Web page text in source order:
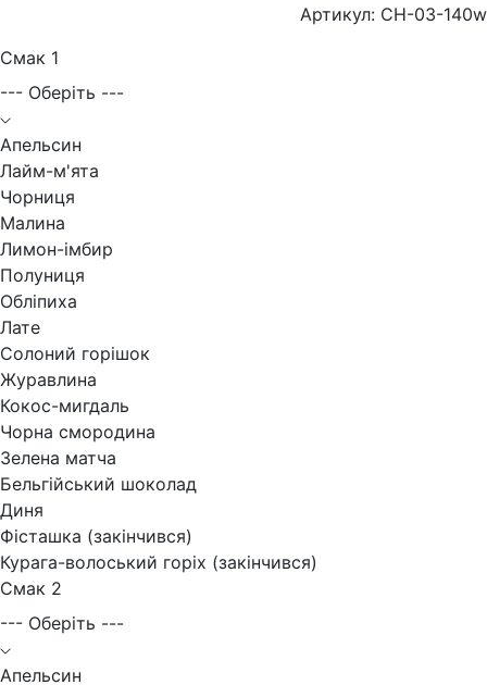
Артикул: CH-03-140w
Смак 1
--- Оберіть ---
Апельсин
Лайм-м'ята
Чорниця
Малина
Лимон-імбир
Полуниця
Обліпиха
Лате
Солоний горішок
Журавлина
Кокос-мигдаль
Чорна смородина
Зелена матча
Бельгійський шоколад
Диня
Фісташка (закінчився)
Курага-волоський горіх (закінчився)
Смак 2
--- Оберіть ---
Апельсин